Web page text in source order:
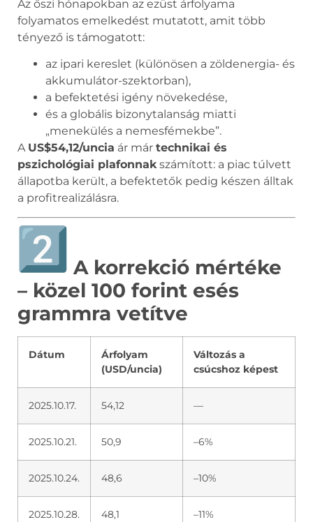
Az őszi hónapokban az ezüst árfolyama
folyamatos emelkedést mutatott, amit több
tényező is támogatott:
az ipari kereslet (különösen a zöldenergia- és
akkumulátor-szektorban),
a befektetési igény növekedése,
és a globális bizonytalanság miatti
„menekülés a nemesfémekbe”.
A US$54,12/uncia ár már technikai és
pszichológiai plafonnakszámított: a piac túlvett
állapotba került, a befektetők pedig készen álltak
a profitrealizálásra.
A korrekció mértéke
– közel 100 forint esés
grammra vetítve
Dátum
Árfolyam
(USD/uncia)
Változás a
csúcshoz képest
2025.10.17. 54,12 —
2025.10.21. 50,9 –6%
2025.10.24. 48,6 –10%
2025.10.28. 48,1 –11%